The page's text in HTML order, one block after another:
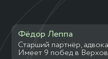
Старший партнёр,
Имеет 9 побед в
Фёдор Леппа